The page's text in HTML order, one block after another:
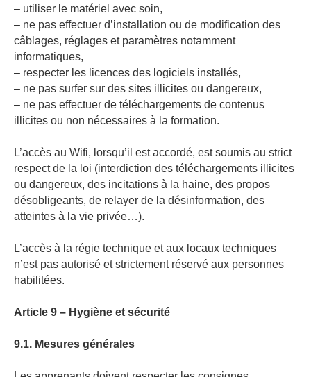
– utiliser le matériel avec soin,
– ne pas effectuer d’installation ou de modification des
câblages, réglages et paramètres notamment
informatiques,
– respecter les licences des logiciels installés,
– ne pas surfer sur des sites illicites ou dangereux,
– ne pas effectuer de téléchargements de contenus
illicites ou non nécessaires à la formation.
L’accès au Wifi, lorsqu’il est accordé, est soumis au strict
respect de la loi (interdiction des téléchargements illicites
ou dangereux, des incitations à la haine, des propos
désobligeants, de relayer de la désinformation, des
atteintes à la vie privée…).
L’accès à la régie technique et aux locaux techniques
n’est pas autorisé et strictement réservé aux personnes
habilitées.
Article 9 – Hygiène et sécurité
9.1. Mesures générales